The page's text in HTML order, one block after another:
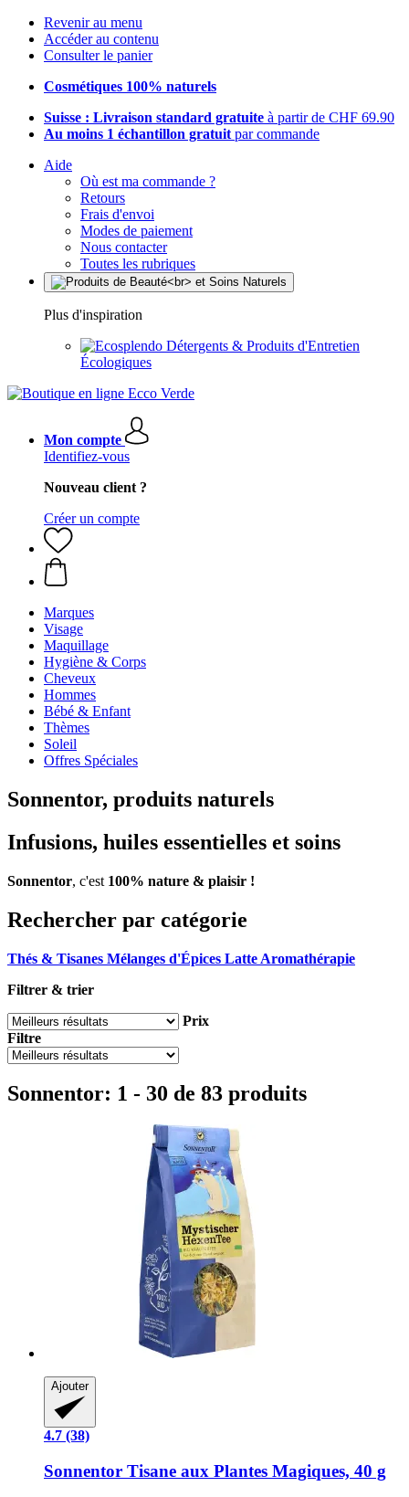
Revenir au menu
Accéder au contenu
Consulter le panier
Cosmétiques 100% naturels
Suisse : Livraison standard gratuite à partir de CHF 69.90
Au moins 1 échantillon gratuit par commande
Aide
Où est ma commande ?
Retours
Frais d'envoi
Modes de paiement
Nous contacter
Toutes les rubriques
Plus d'inspiration
Détergents & Produits d'Entretien
Écologiques
Mon compte
Identifiez-vous
Nouveau client ?
Créer un compte
Marques
Visage
Maquillage
Hygiène & Corps
Cheveux
Hommes
Bébé & Enfant
Thèmes
Soleil
Offres Spéciales
Sonnentor, produits naturels
Infusions, huiles essentielles et soins
Sonnentor, c'est 100% nature & plaisir !
Rechercher par catégorie
Thés & Tisanes Mélanges d'Épices Latte Aromathérapie
Filtrer & trier
Prix
Filtre
Sonnentor: 1 - 30 de 83 produits
Ajouter
4.7 (38)
Sonnentor Tisane aux Plantes Magiques, 40 g